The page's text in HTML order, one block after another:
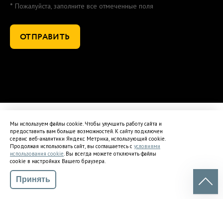
* Пожалуйста, заполните все отмеченные поля
Мы используем файлы cookie. Чтобы улучшить работу сайта и
предоставить вам больше возможностей. К сайту подключен
сервис веб-аналитики Яндекс Метрика, использующий cookie.
Продолжая использовать сайт, вы соглашаетесь с условиями
использования cookie. Вы всегда можете отключить файлы
cookie в настройках Вашего браузера.
Принять